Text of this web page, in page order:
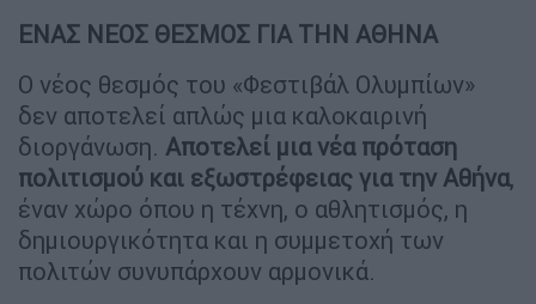
ΕΝΑΣ ΝΕΟΣ ΘΕΣΜΟΣ ΓΙΑ ΤΗΝ ΑΘΗΝΑ
Ο νέος θεσμός του «Φεστιβάλ Ολυμπίων»
δεν αποτελεί απλώς μια καλοκαιρινή
διοργάνωση. Αποτελεί μια νέα πρόταση
πολιτισμού και εξωστρέφειας για την Αθήνα,
έναν χώρο όπου η τέχνη, ο αθλητισμός, η
δημιουργικότητα και η συμμετοχή των
πολιτών συνυπάρχουν αρμονικά.